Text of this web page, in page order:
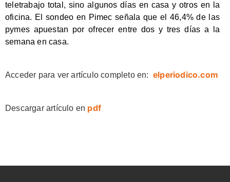
teletrabajo total, sino algunos días en casa y otros en la
oficina. El sondeo en Pimec señala que el 46,4% de las
pymes apuestan por ofrecer entre dos y tres días a la
semana en casa.
Acceder para ver artículo completo en: elperiodico.com
Descargar artículo en pdf